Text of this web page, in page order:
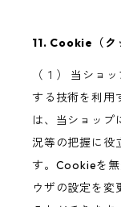
11. Cookie（ク
（１） 当ショ
する技術を利用
は、当ショップ
況等の把握に役
す。Cookieを
ウザの設定を